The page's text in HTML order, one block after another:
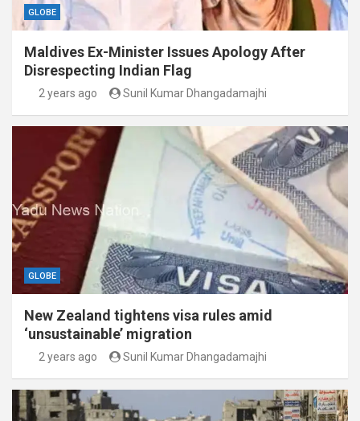
GLOBE
Maldives Ex-Minister Issues Apology After
Disrespecting Indian Flag
2 years ago Sunil Kumar Dhangadamajhi
GLOBE
New Zealand tightens visa rules amid
‘unsustainable’ migration
2 years ago Sunil Kumar Dhangadamajhi